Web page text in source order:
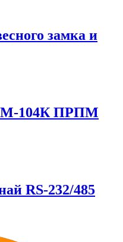
замка и
104К ПРПМ
RS-232/485